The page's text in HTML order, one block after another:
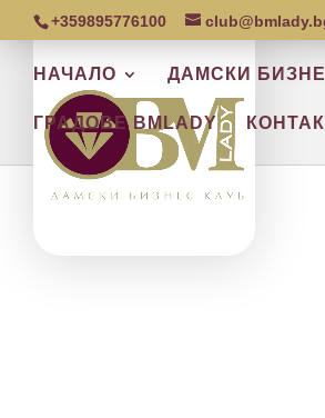
+359895776100
НАЧАЛО ДАМСКИ
ГРАДОВЕ BMLADY